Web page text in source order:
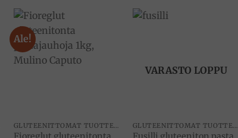
Ale!
wishlist
GLUTEENITTOMAT TUOTTEET
VARASTO LOPPU
GLUTEENITTOMAT TUOTTEET